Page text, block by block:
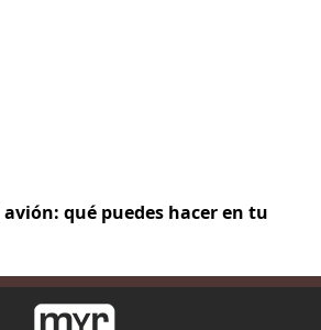
qué puedes hacer en tu